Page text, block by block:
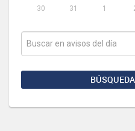
30
31 1